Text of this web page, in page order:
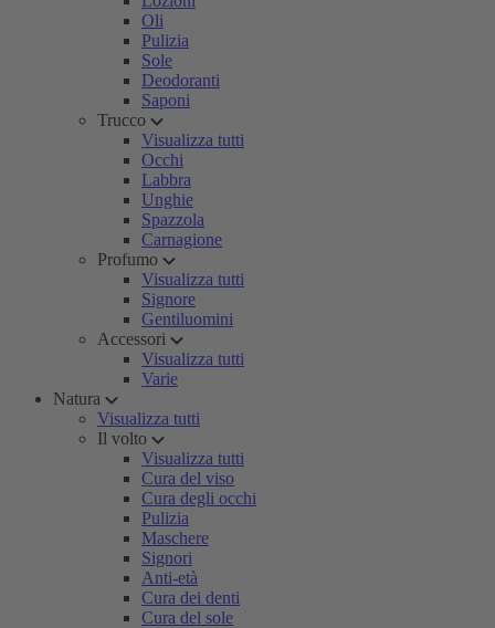
Oli
Pulizia
Sole
Deodoranti
Saponi
Trucco
Visualizza tutti
Occhi
Labbra
Unghie
Spazzola
Carnagione
Profumo
Visualizza tutti
Signore
Gentiluomini
Accessori
Visualizza tutti
Varie
Natura
Visualizza tutti
Il volto
Visualizza tutti
Cura del viso
Cura degli occhi
Pulizia
Maschere
Signori
Anti-età
Cura dei denti
Cura del sole